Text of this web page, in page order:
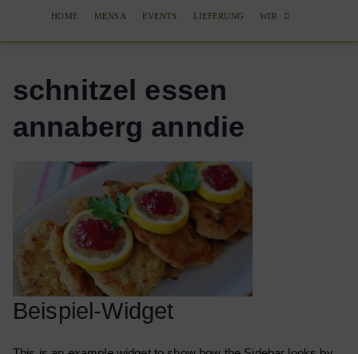
HOME MENSA EVENTS LIEFERUNG WIR
schnitzel essen
annaberg anndie
Beispiel-Widget